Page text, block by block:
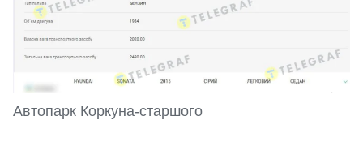
Автопарк Коркуна-старшого